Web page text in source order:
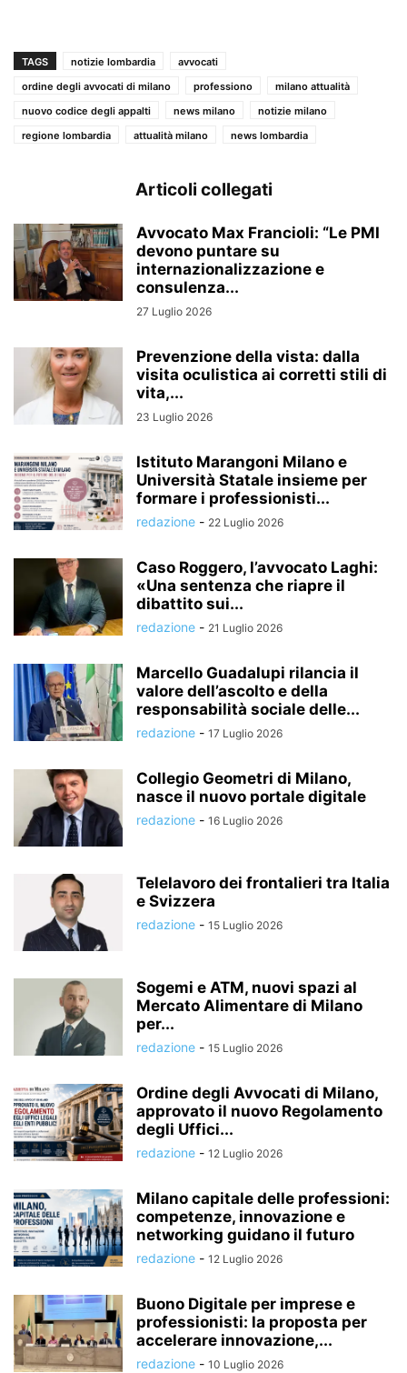
TAGS notizie lombardia
avvocati
ordine degli avvocati di milano
professiono
milano attualità
nuovo codice degli appalti
news milano
notizie milano
regione lombardia
attualità milano news lombardia
Articoli collegati
Avvocato Max Francioli: “Le PMI
devono puntare su
internazionalizzazione e
consulenza...
27 Luglio 2026
Prevenzione della vista: dalla
visita oculistica ai corretti stili di
vita,...
23 Luglio 2026
Istituto Marangoni Milano e
Università Statale insieme per
formare i professionisti...
redazione - 22 Luglio 2026
Caso Roggero, l’avvocato Laghi:
«Una sentenza che riapre il
dibattito sui...
redazione - 21 Luglio 2026
Marcello Guadalupi rilancia il
valore dell’ascolto e della
responsabilità sociale delle...
redazione - 17 Luglio 2026
Collegio Geometri di Milano,
nasce il nuovo portale digitale
redazione - 16 Luglio 2026
Telelavoro dei frontalieri tra Italia
e Svizzera
redazione - 15 Luglio 2026
Sogemi e ATM, nuovi spazi al
Mercato Alimentare di Milano
per...
redazione - 15 Luglio 2026
Ordine degli Avvocati di Milano,
approvato il nuovo Regolamento
degli Uffici...
redazione - 12 Luglio 2026
Milano capitale delle professioni:
competenze, innovazione e
networking guidano il futuro
redazione - 12 Luglio 2026
Buono Digitale per imprese e
professionisti: la proposta per
accelerare innovazione,...
redazione - 10 Luglio 2026